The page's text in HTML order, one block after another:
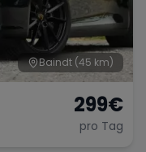
Baindt (45 km)
299€
pro Tag